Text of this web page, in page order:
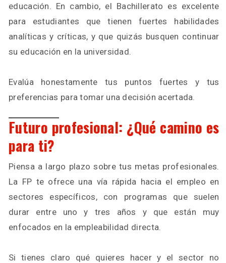
educación. En cambio, el Bachillerato es excelente
para estudiantes que tienen fuertes habilidades
analíticas y críticas, y que quizás busquen continuar
su educación en la universidad.
Evalúa honestamente tus puntos fuertes y tus
preferencias para tomar una decisión acertada.
Futuro profesional: ¿Qué camino es
para ti?
Piensa a largo plazo sobre tus metas profesionales.
La FP te ofrece una vía rápida hacia el empleo en
sectores específicos, con programas que suelen
durar entre uno y tres años y que están muy
enfocados en la empleabilidad directa.
Si tienes claro qué quieres hacer y el sector no